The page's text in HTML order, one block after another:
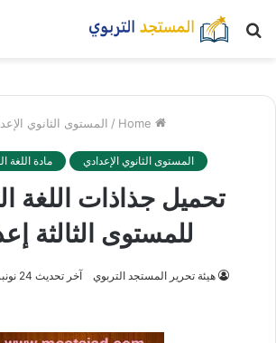
بحث
/ المستوى الثانوي
المستوى الثانوي الإعدادي مادة اللغة
تحميل جذاذات اللغة
للمستوى الثالثة
هيئة تحرير المستجد التربوي آخر تحديث 24 نونبر، 2025